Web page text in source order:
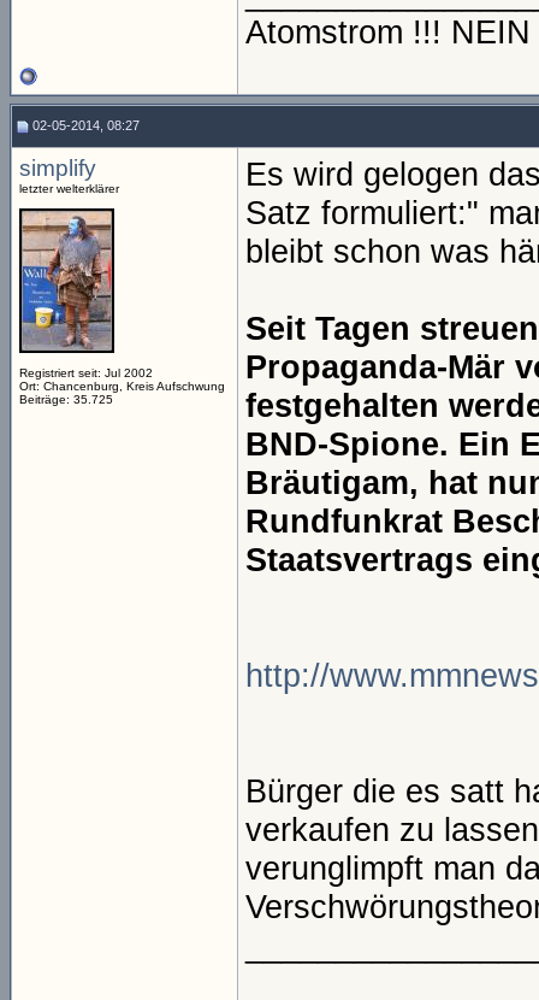
Atomstrom !!!
02-05-2014, 08:27
simplify
letzter welterklärer
Registriert seit: Jul 2002
Ort: Chancenburg, Kreis Aufschwung
Beiträge: 35.725
Es wird gelogen
Satz formuliert:"
bleibt schon was
Seit Tagen
Propaganda-Mär
festgehalten
BND-Spione. Ein
Bräutigam, hat
Rundfunkrat
Staatsvertrags
http://
Bürger die es satt
verkaufen zu
verunglimpft man